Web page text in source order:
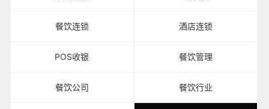
餐饮连锁 酒店连锁
POS收银 餐饮管理
餐饮公司 餐饮行业